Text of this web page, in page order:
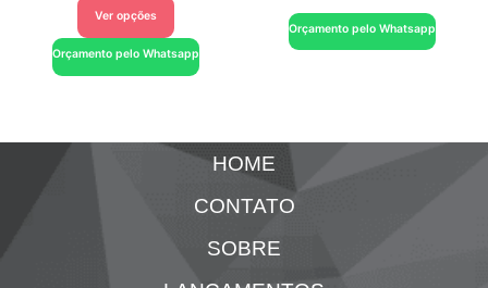
Ver opções
Orçamento pelo Whatsapp
Orçamento pelo Whatsapp
HOME
CONTATO
SOBRE